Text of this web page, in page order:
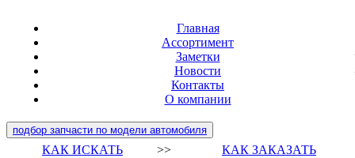
Главная
Ассортимент
Заметки
Новости
Контакты
О компании
подбор запчасти по модели автомобиля
КАК ИСКАТЬ >> КАК ЗАКАЗАТЬ